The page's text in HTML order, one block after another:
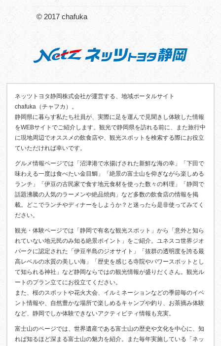
© 2017 chafuka
ネッツトヨタ静岡株式会社が運営する、地域ポータルサイト
chafuka（チャフカ）。
静岡県に暮らす私たち社員が、実際に足を運んで見聞きし体験した情報
をWEBサイトでご紹介します。観光で静岡県を訪れる前に、また旅行中
に現地周辺でオススメの飲食店や、観光スポットを検索する際にお役立
ていただければ幸いです。
グルメ情報ページでは「沼津港で水揚げされた新鮮な海の幸」「下田で
味わえる一度は食べたい金目鯛」「絶景の富士山を仰ぎながら楽しめる
ランチ」「伊豆の古民家で食す地元食材を使った数々の料理」「静岡で
話題沸騰の人気のラーメンや絶品焼肉」など多数の飲食店の情報を掲
載。どこでランチやディナーをしようか？と迷ったら是非使ってみてく
ださい。
観光・体験ページでは「静岡で有名な観光スポット」から「意外と知ら
れていない地元民のみ知る絶景ポイント」をご紹介。ユネスコ世界ジオ
パークに認定された「伊豆半島のジオサイト」「抜群の透明度を誇る最
高レベルの水質の美しい海」「歴史を感じる寺院やパワースポットとし
て知られる神社」など静岡ならではの観光情報が盛りだくさん。観光ル
ートのプラン立てにお役立てください。
また、桜のスポットや花火大会、イルミネーションなどの季節毎のイベ
ント情報や、自然豊かな場所で楽しめるキャンプや釣り、お茶摘み体験
など、静岡でしか体験できないアクティビティ情報も充実。
富士山のページでは、世界遺産である富士山の歴史や文化を中心に、知
れば知るほど深まる富士山の魅力を紹介。また毎年実施している「ネッ